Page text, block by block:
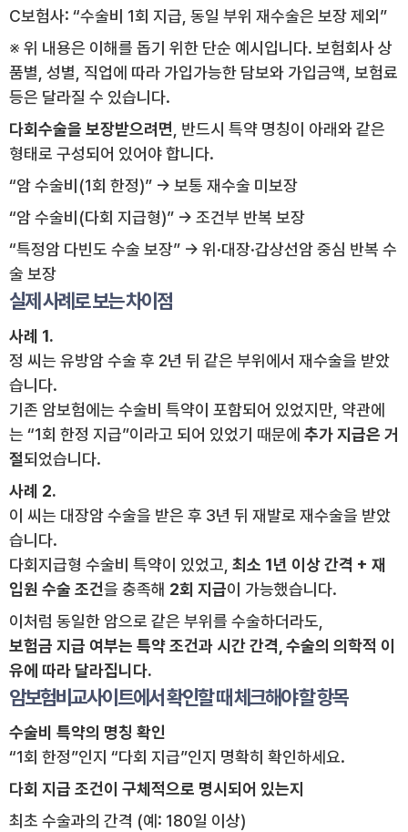
C보험사: “수술비 1회 지급, 동일 부위 재수술은 보장 제외”
※ 위 내용은 이해를 돕기 위한 단순 예시입니다. 보험회사 상
품별, 성별, 직업에 따라 가입가능한 담보와 가입금액, 보험료
등은 달라질 수 있습니다.
다회수술을 보장받으려면, 반드시 특약 명칭이 아래와 같은
형태로 구성되어 있어야 합니다.
“암 수술비(1회 한정)” → 보통 재수술 미보장
“암 수술비(다회 지급형)” → 조건부 반복 보장
“특정암 다빈도 수술 보장” → 위·대장·갑상선암 중심 반복 수
술 보장
실제 사례로 보는 차이점
사례 1.
정 씨는 유방암 수술 후 2년 뒤 같은 부위에서 재수술을 받았
습니다.
기존 암보험에는 수술비 특약이 포함되어 있었지만, 약관에
는 “1회 한정 지급”이라고 되어 있었기 때문에 추가 지급은 거
절되었습니다.
사례 2.
이 씨는 대장암 수술을 받은 후 3년 뒤 재발로 재수술을 받았
습니다.
다회지급형 수술비 특약이 있었고, 최소 1년 이상 간격 + 재
입원 수술 조건을 충족해 2회 지급이 가능했습니다.
이처럼 동일한 암으로 같은 부위를 수술하더라도,
보험금 지급 여부는 특약 조건과 시간 간격, 수술의 의학적 이
유에 따라 달라집니다.
암보험비교사이트에서 확인할 때 체크해야 할 항목
수술비 특약의 명칭 확인
“1회 한정”인지 “다회 지급”인지 명확히 확인하세요.
다회 지급 조건이 구체적으로 명시되어 있는지
최초 수술과의 간격 (예: 180일 이상)